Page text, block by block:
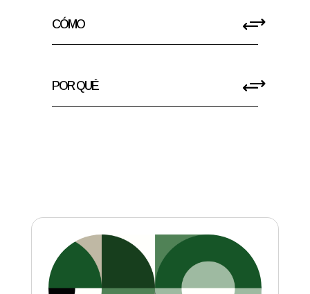
CÓMO
POR QUÉ